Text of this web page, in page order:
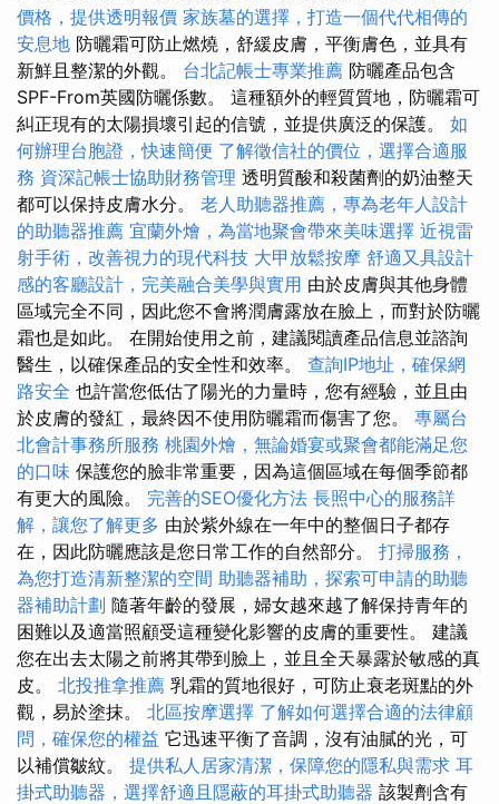
價格，提供透明報價 家族墓的選擇，打造一個代代相傳的
安息地 防曬霜可防止燃燒，舒緩皮膚，平衡膚色，並具有
新鮮且整潔的外觀。 台北記帳士專業推薦 防曬產品包含
SPF-From英國防曬係數。 這種額外的輕質質地，防曬霜可
糾正現有的太陽損壞引起的信號，並提供廣泛的保護。 如
何辦理台胞證，快速簡便 了解徵信社的價位，選擇合適服
務 資深記帳士協助財務管理 透明質酸和殺菌劑的奶油整天
都可以保持皮膚水分。 老人助聽器推薦，專為老年人設計
的助聽器推薦 宜蘭外燴，為當地聚會帶來美味選擇 近視雷
射手術，改善視力的現代科技 大甲放鬆按摩 舒適又具設計
感的客廳設計，完美融合美學與實用 由於皮膚與其他身體
區域完全不同，因此您不會將潤膚露放在臉上，而對於防曬
霜也是如此。 在開始使用之前，建議閱讀產品信息並諮詢
醫生，以確保產品的安全性和效率。 查詢IP地址，確保網
路安全 也許當您低估了陽光的力量時，您有經驗，並且由
於皮膚的發紅，最終因不使用防曬霜而傷害了您。 專屬台
北會計事務所服務 桃園外燴，無論婚宴或聚會都能滿足您
的口味 保護您的臉非常重要，因為這個區域在每個季節都
有更大的風險。 完善的SEO優化方法 長照中心的服務詳
解，讓您了解更多 由於紫外線在一年中的整個日子都存
在，因此防曬應該是您日常工作的自然部分。 打掃服務，
為您打造清新整潔的空間 助聽器補助，探索可申請的助聽
器補助計劃 隨著年齡的發展，婦女越來越了解保持青年的
困難以及適當照顧受這種變化影響的皮膚的重要性。 建議
您在出去太陽之前將其帶到臉上，並且全天暴露於敏感的真
皮。 北投推拿推薦 乳霜的質地很好，可防止衰老斑點的外
觀，易於塗抹。 北區按摩選擇 了解如何選擇合適的法律顧
問，確保您的權益 它迅速平衡了音調，沒有油膩的光，可
以補償皺紋。 提供私人居家清潔，保障您的隱私與需求 耳
掛式助聽器，選擇舒適且隱蔽的耳掛式助聽器 該製劑含有